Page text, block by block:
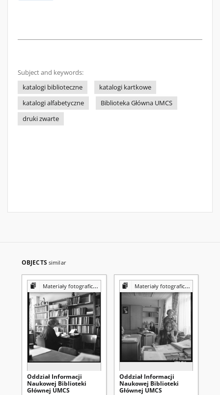
Subject and keywords:
katalogi biblioteczne
katalogi kartkowe
katalogi alfabetyczne
Biblioteka Główna UMCS
druki zwarte
OBJECTS similar
Materiały fotograficzne z Pracowni Reprografii Biblioteki UMCS
Oddział Informacji
Naukowej Biblioteki
Głównej UMCS
Materiały fotograficzne z Pracowni Reprografii Biblioteki UMCS
Oddział Informacji
Naukowej Biblioteki
Głównej UMCS